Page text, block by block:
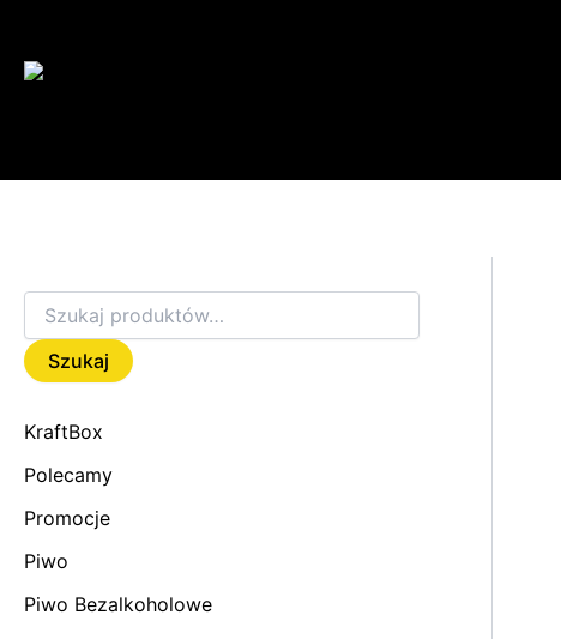
treści
u
k
Szukaj
KraftBox
Polecamy
Promocje
Piwo
Piwo Bezalkoholowe